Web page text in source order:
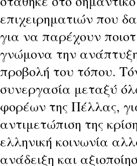
επιχειρηματιών που
για να παρέχουν
γνώμονα την
προβολή του τόπου.
συνεργασία μεταξύ
φορέων της Πέλλας,
αντιμετώπιση της
ελληνική κοινωνία
ανάδειξη και